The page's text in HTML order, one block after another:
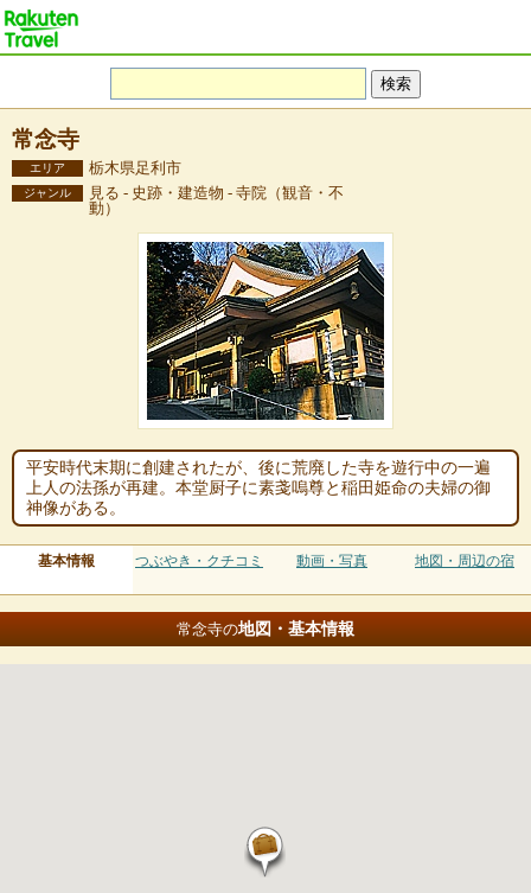
常念寺
エリア 栃木県足利市
ジャンル
見る - 史跡・建造物 - 寺院（観音・不
動）
平安時代末期に創建されたが、後に荒廃した寺を遊行中の一遍
上人の法孫が再建。本堂厨子に素戔嗚尊と稲田姫命の夫婦の御
神像がある。
基本情報 つぶやき・クチコミ 動画・写真 地図・周辺の宿
常念寺の地図・基本情報